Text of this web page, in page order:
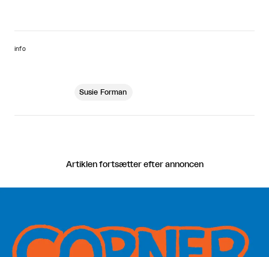
info
Susie Forman
Artiklen fortsætter efter annoncen